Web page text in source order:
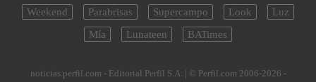
Weekend
Parabrisas Supercampo Look
Luz
Mía
Lunateen BATimes
noticias.perfil.com - Editorial Perfil S.A. | © Perfil.com 2006-2026 -